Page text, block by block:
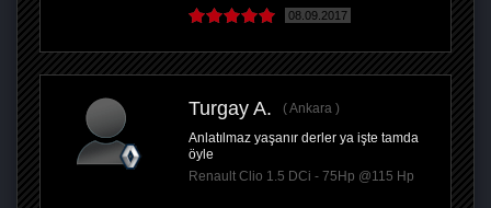
08.09.2017
Turgay A.
Ankara
Anlatılmaz yaşanır derler ya işte tamda
öyle
Renault Clio 1.5 DCi - 75Hp @115 Hp